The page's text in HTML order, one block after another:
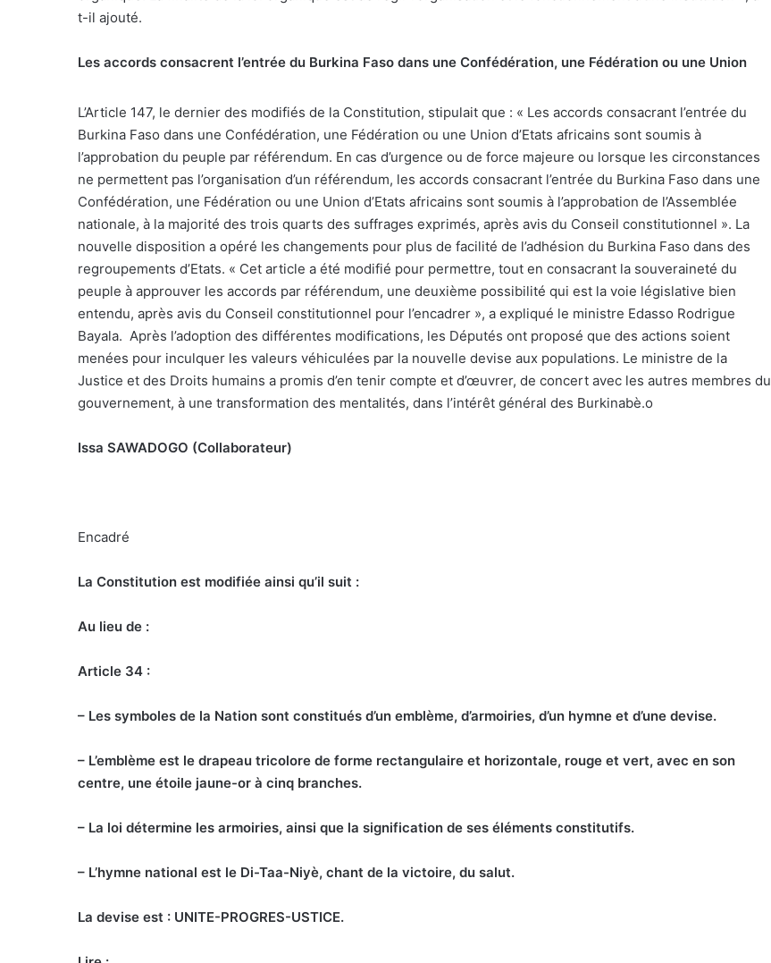
t-il ajouté.
Les accords consacrent l’entrée du Burkina Faso dans une Confédération, une Fédération ou une Union
L’Article 147, le dernier des modifiés de la Constitution, stipulait que : « Les accords consacrant l’entrée du
Burkina Faso dans une Confédération, une Fédération ou une Union d’Etats africains sont soumis à
l’approbation du peuple par référendum. En cas d’urgence ou de force majeure ou lorsque les circonstances
ne permettent pas l’organisation d’un référendum, les accords consacrant l’entrée du Burkina Faso dans une
Confédération, une Fédération ou une Union d’Etats africains sont soumis à l’approbation de l’Assemblée
nationale, à la majorité des trois quarts des suffrages exprimés, après avis du Conseil constitutionnel ». La
nouvelle disposition a opéré les changements pour plus de facilité de l’adhésion du Burkina Faso dans des
regroupements d’Etats. « Cet article a été modifié pour permettre, tout en consacrant la souveraineté du
peuple à approuver les accords par référendum, une deuxième possibilité qui est la voie législative bien
entendu, après avis du Conseil constitutionnel pour l’encadrer », a expliqué le ministre Edasso Rodrigue
Bayala. Après l’adoption des différentes modifications, les Députés ont proposé que des actions soient
menées pour inculquer les valeurs véhiculées par la nouvelle devise aux populations. Le ministre de la
Justice et des Droits humains a promis d’en tenir compte et d’œuvrer, de concert avec les autres membres du
gouvernement, à une transformation des mentalités, dans l’intérêt général des Burkinabè.o
Issa SAWADOGO (Collaborateur)
Encadré
La Constitution est modifiée ainsi qu’il suit :
Au lieu de :
Article 34 :
– Les symboles de la Nation sont constitués d’un emblème, d’armoiries, d’un hymne et d’une devise.
– L’emblème est le drapeau tricolore de forme rectangulaire et horizontale, rouge et vert, avec en son
centre, une étoile jaune-or à cinq branches.
– La loi détermine les armoiries, ainsi que la signification de ses éléments constitutifs.
– L’hymne national est le Di-Taa-Niyè, chant de la victoire, du salut.
La devise est : UNITE-PROGRES-USTICE.